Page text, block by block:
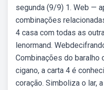
segunda (9/9) 1. Web —
combinações
4 casa com todas as
lenormand.
Combinações do baralho
cigano, a carta 4 é
coração. Simboliza o lar,